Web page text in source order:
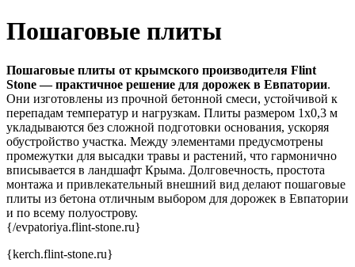
Пошаговые плиты
Пошаговые плиты от крымского производителя Flint
Stone — практичное решение для дорожек в Евпатории.
Они изготовлены из прочной бетонной смеси, устойчивой к
перепадам температур и нагрузкам. Плиты размером 1х0,3 м
укладываются без сложной подготовки основания, ускоряя
обустройство участка. Между элементами предусмотрены
промежутки для высадки травы и растений, что гармонично
вписывается в ландшафт Крыма. Долговечность, простота
монтажа и привлекательный внешний вид делают пошаговые
плиты из бетона отличным выбором для дорожек в Евпатории
и по всему полуострову.
{/evpatoriya.flint-stone.ru}
{kerch.flint-stone.ru}